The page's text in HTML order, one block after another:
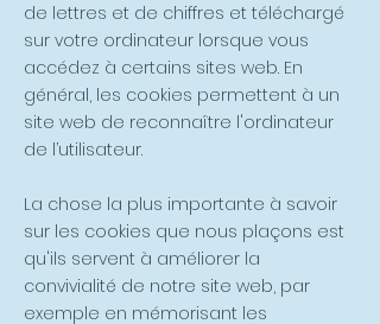
de lettres et de chiffres et téléchargé
sur votre ordinateur lorsque vous
accédez à certains sites web. En
général, les cookies permettent à un
site web de reconnaître l'ordinateur
de l’utilisateur.
La chose la plus importante à savoir
sur les cookies que nous plaçons est
qu'ils servent à améliorer la
convivialité de notre site web, par
exemple en mémorisant les